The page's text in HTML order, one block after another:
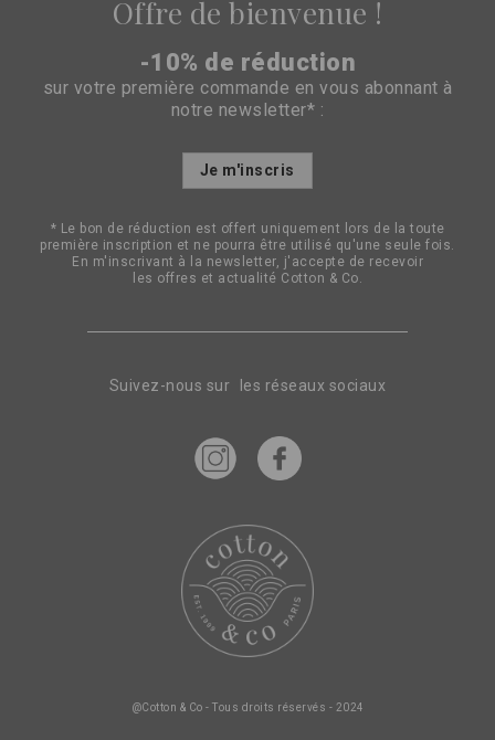
Suivez-nous sur les réseaux sociaux
Offre de bienvenue !
-10% de réduction
sur votre première commande en vous abonnant à
notre newsletter* :
Inscription
d’information
:
Je m'inscris
* Le bon de réduction est offert uniquement lors de la toute
première inscription et ne pourra être utilisé qu'une seule fois.
En m'inscrivant à la newsletter, j'accepte de recevoir
les offres et actualité Cotton & Co.
@Cotton & Co - Tous droits réservés - 2024